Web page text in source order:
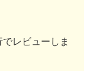
レビューしま